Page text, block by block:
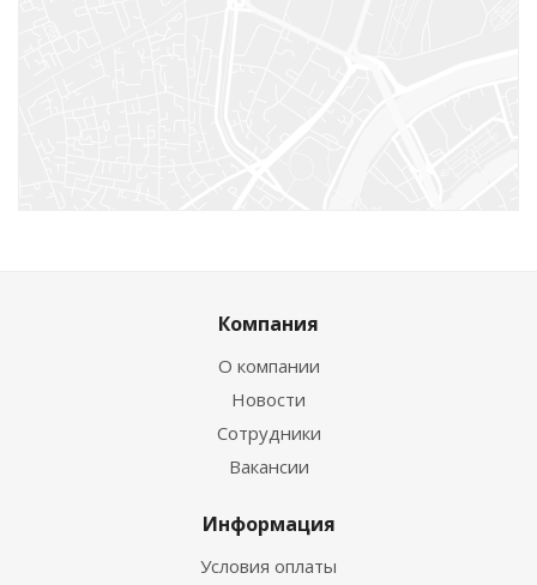
Компания
О компании
Новости
Сотрудники
Вакансии
Информация
Условия оплаты